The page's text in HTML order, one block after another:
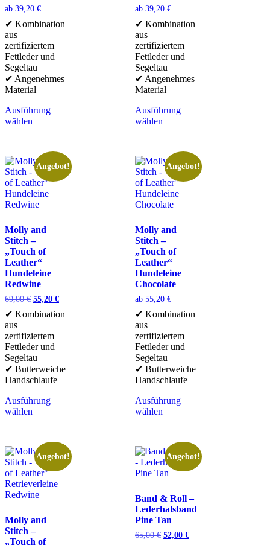
ab 39,20 €
✔ Kombination
aus
zertifiziertem
Fettleder und
Segeltau
✔ Angenehmes
Material
Ausführung
wählen
ab 39,20 €
✔ Kombination
aus
zertifiziertem
Fettleder und
Segeltau
✔ Angenehmes
Material
Ausführung
wählen
Angebot!
Molly and
Stitch –
„Touch of
Leather“
Hundeleine
Redwine
69,00€ 55,20 €
✔ Kombination
aus
zertifiziertem
Fettleder und
Segeltau
✔ Butterweiche
Handschlaufe
Ausführung
wählen
Angebot!
Molly and
Stitch –
„Touch of
Leather“
Hundeleine
Chocolate
ab 55,20 €
✔ Kombination
aus
zertifiziertem
Fettleder und
Segeltau
✔ Butterweiche
Handschlaufe
Ausführung
wählen
Angebot!
Molly and
Stitch –
„Touch of
Angebot!
Band & Roll –
Lederhalsband
Pine Tan
65,00€ 52,00 €